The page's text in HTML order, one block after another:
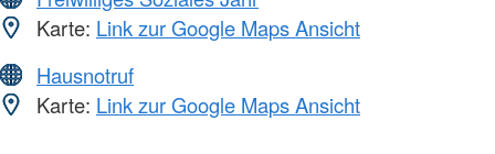
Karte: Link zur Google Maps Ansicht
Hausnotruf
Karte: Link zur Google Maps Ansicht